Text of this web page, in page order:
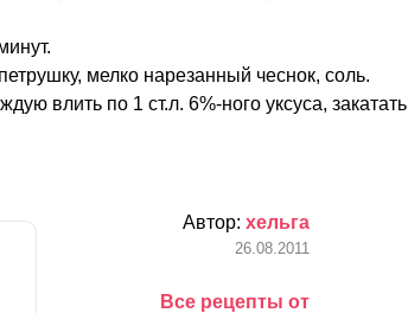
мелко нарезанный чеснок, соль.
влить по 1 ст.л. 6%-ного уксуса, закатать
Автор: хельга
26.08.2011
Все рецепты от